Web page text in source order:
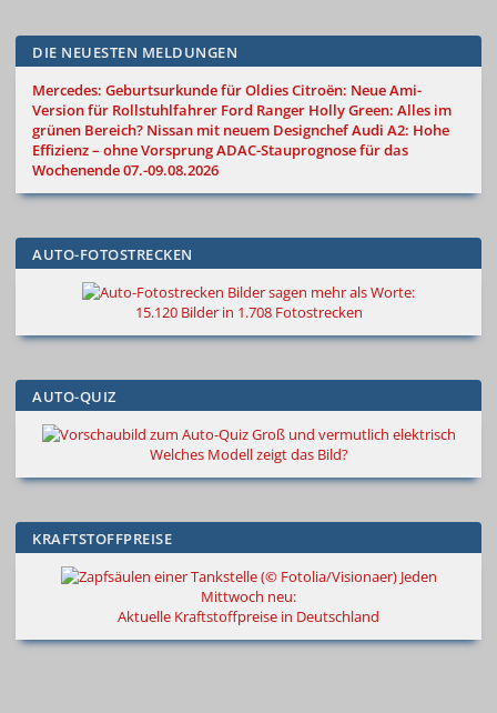
DIE NEUESTEN MELDUNGEN
Mercedes: Geburtsurkunde für OldiesCitroën: Neue Ami-
Version für Rollstuhlfahrer Ford Ranger Holly Green: Alles im
grünen Bereich? Nissan mit neuem DesignchefAudi A2: Hohe
Effizienz – ohne VorsprungADAC-Stauprognose für das
Wochenende 07.-09.08.2026
AUTO-FOTOSTRECKEN
Bilder sagen mehr als Worte:
15.120 Bilder in 1.708 Fotostrecken
AUTO-QUIZ
Groß und vermutlich elektrisch
Welches Modell zeigt das Bild?
KRAFTSTOFFPREISE
Jeden
Mittwoch neu:
Aktuelle Kraftstoffpreise in Deutschland